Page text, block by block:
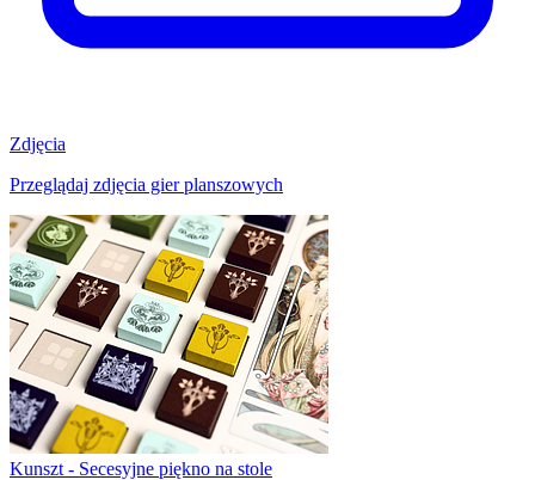
Zdjęcia
Przeglądaj zdjęcia gier planszowych
Kunszt - Secesyjne piękno na stole